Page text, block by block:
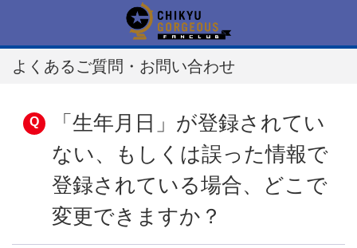
よくあるご質問・お問い合わせ
「生年月日」が登録されてい
ない、もしくは誤った情報で
登録されている場合、どこで
変更できますか？